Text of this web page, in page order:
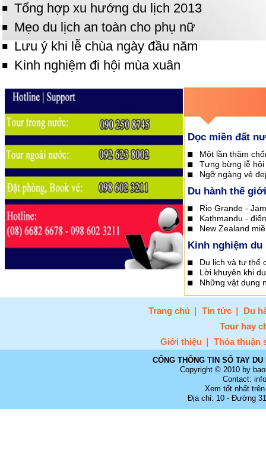
Tổng hợp xu hướng du lịch 2013
Mẹo du lịch an toàn cho phụ nữ
Lưu ý khi lễ chùa ngày đầu năm
Kinh nghiệm đi hội mùa xuân
Dọc miền đất
Một lần thăm
Tưng bừng lễ
Ngỡ ngàng vẻ
Du hành thế giới
Rio Grande -
Kathmandu -
New Zealand
Kinh nghiệm du
Du lịch và tư thế
Lời khuyên khi
Những vật dụng
Trang chủ Tin tức
Du
Tour hay
Giới thiệu
Thỏa thuận
CỔNG THÔNG TIN SỔ TAY
Copyright © 2010 by
Contact:
Xem tốt nhất
Địa chỉ: 10 - Đường